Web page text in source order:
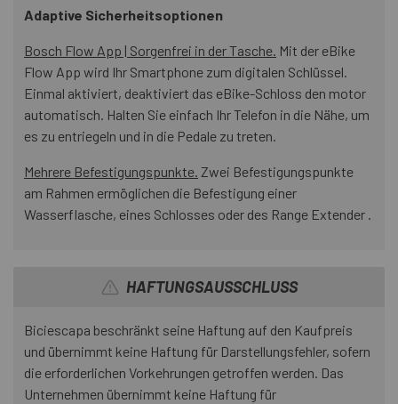
Adaptive Sicherheitsoptionen
Bosch Flow App | Sorgenfrei in der Tasche. Mit der eBike
Flow App wird Ihr Smartphone zum digitalen Schlüssel.
Einmal aktiviert, deaktiviert das eBike-Schloss den motor
automatisch. Halten Sie einfach Ihr Telefon in die Nähe, um
es zu entriegeln und in die Pedale zu treten.
Mehrere Befestigungspunkte. Zwei Befestigungspunkte
am Rahmen ermöglichen die Befestigung einer
Wasserflasche, eines Schlosses oder des Range Extender .
HAFTUNGSAUSSCHLUSS
Biciescapa beschränkt seine Haftung auf den Kaufpreis
und übernimmt keine Haftung für Darstellungsfehler, sofern
die erforderlichen Vorkehrungen getroffen werden. Das
Unternehmen übernimmt keine Haftung für